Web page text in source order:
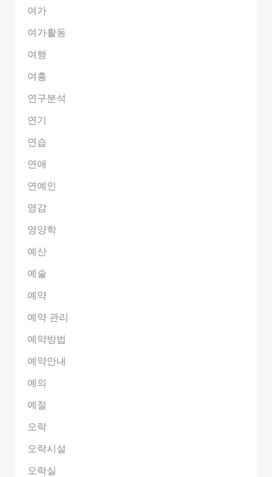
여가
여가활동
여행
여흥
연구분석
연기
연습
연애
연예인
영감
영양학
예산
예술
예약
예약 관리
예약방법
예약안내
예의
예절
오락
오락시설
오락실